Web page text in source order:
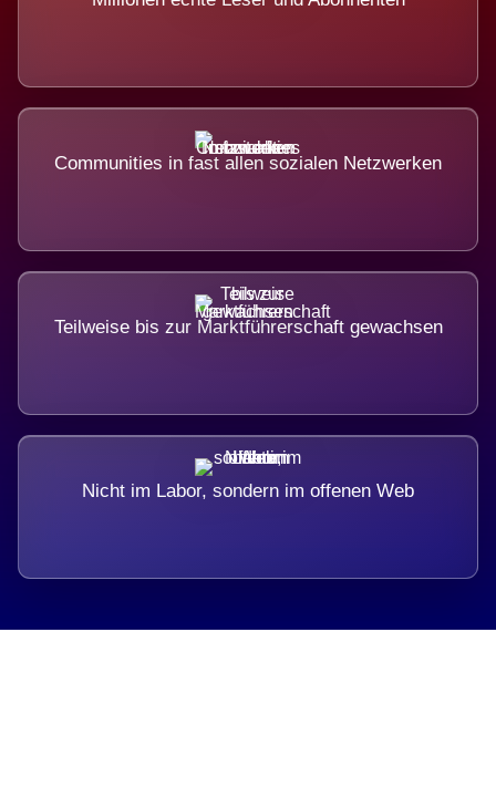
Communities in fast allen sozialen Netzwerken
Teilweise bis zur Marktführerschaft gewachsen
Nicht im Labor, sondern im offenen Web